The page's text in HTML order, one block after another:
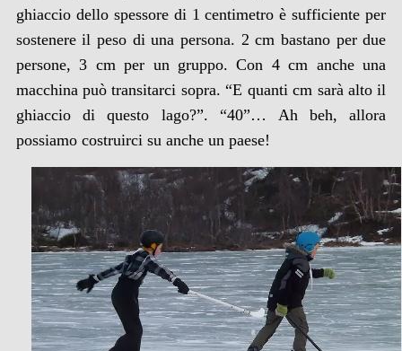
ghiaccio dello spessore di 1 centimetro è sufficiente per
sostenere il peso di una persona. 2 cm bastano per due
persone, 3 cm per un gruppo. Con 4 cm anche una
macchina può transitarci sopra. “E quanti cm sarà alto il
ghiaccio di questo lago?”. “40”… Ah beh, allora
possiamo costruirci su anche un paese!